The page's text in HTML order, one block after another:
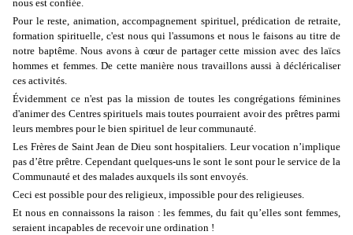
nous est confiée.
Pour le reste, animation, accompagnement spirituel, prédication de retraite,
formation spirituelle, c'est nous qui l'assumons et nous le faisons au titre de
notre baptême. Nous avons à cœur de partager cette mission avec des laïcs
hommes et femmes. De cette manière nous travaillons aussi à décléricaliser
ces activités.
Évidemment ce n'est pas la mission de toutes les congrégations féminines
d'animer des Centres spirituels mais toutes pourraient avoir des prêtres parmi
leurs membres pour le bien spirituel de leur communauté.
Les Frères de Saint Jean de Dieu sont hospitaliers. Leur vocation n’implique
pas d’être prêtre. Cependant quelques-uns le sont le sont pour le service de la
Communauté et des malades auxquels ils sont envoyés.
Ceci est possible pour des religieux, impossible pour des religieuses.
Et nous en connaissons la raison : les femmes, du fait qu’elles sont femmes,
seraient incapables de recevoir une ordination !